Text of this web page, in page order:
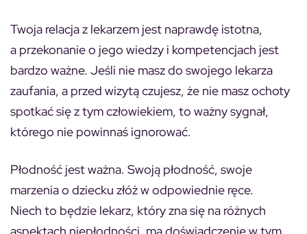
Twoja relacja z lekarzem jest naprawdę istotna,
a przekonanie o jego wiedzy i kompetencjach jest
bardzo ważne. Jeśli nie masz do swojego lekarza
zaufania, a przed wizytą czujesz, że nie masz ochoty
spotkać się z tym człowiekiem, to ważny sygnał,
którego nie powinnaś ignorować.
Płodność jest ważna. Swoją płodność, swoje
marzenia o dziecku złóż w odpowiednie ręce.
Niech to będzie lekarz, który zna się na różnych